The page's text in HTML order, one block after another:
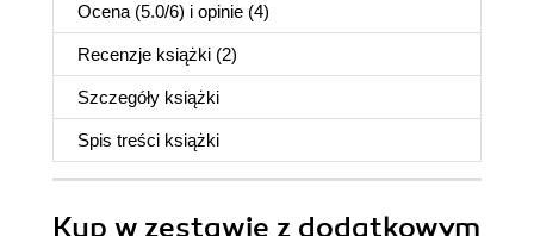
Ocena (5.0/6) i opinie (4)
Recenzje książki (2)
Szczegóły książki
Spis treści książki
Kup w zestawie z dodatkowym